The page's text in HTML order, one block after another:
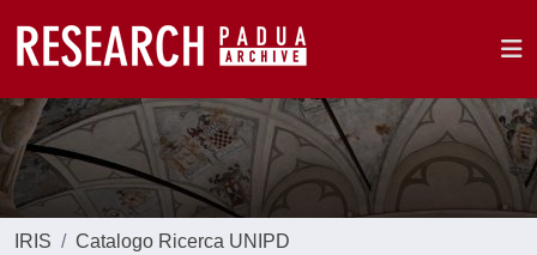
IRIS
Catalogo Ricerca UNIPD